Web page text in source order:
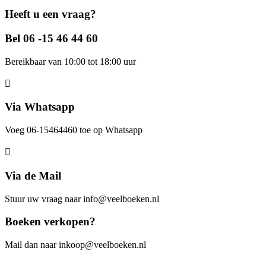
Heeft u een vraag?
Bel 06 -15 46 44 60
Bereikbaar van 10:00 tot 18:00 uur
Via Whatsapp
Voeg 06-15464460 toe op Whatsapp
Via de Mail
Stuur uw vraag naar info@veelboeken.nl
Boeken verkopen?
Mail dan naar inkoop@veelboeken.nl